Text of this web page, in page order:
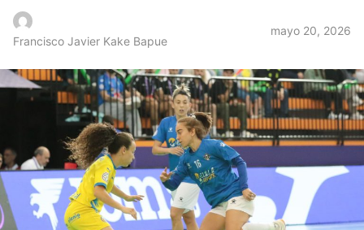
Francisco Javier Kake Bapue
mayo 20, 2026